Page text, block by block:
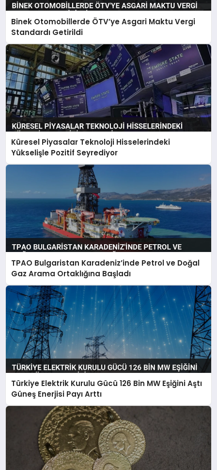
Binek Otomobillerde ÖTV’ye Asgari Maktu Vergi
Standardı Getirildi
Küresel Piyasalar Teknoloji Hisselerindeki
Yükselişle Pozitif Seyrediyor
TPAO Bulgaristan Karadeniz’inde Petrol ve Doğal
Gaz Arama Ortaklığına Başladı
Türkiye Elektrik Kurulu Gücü 126 Bin MW Eşiğini Aştı
Güneş Enerjisi Payı Arttı